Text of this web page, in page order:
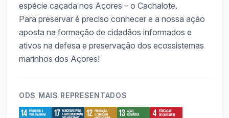
espécie caçada nos Açores – o Cachalote.
Para preservar é preciso conhecer e a nossa ação
aposta na formação de cidadãos informados e
ativos na defesa e preservação dos ecossistemas
ODS MAIS REPRESENTADOS